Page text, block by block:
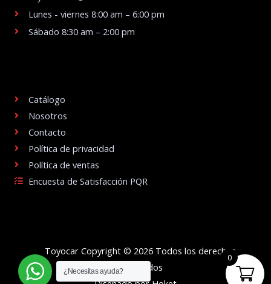
Lunes - viernes 8:00 am – 6:00 pm
Sábado 8:30 am – 2:00 pm
Catálogo
Nosotros
Contacto
Política de privacidad
Política de ventas
Encuesta de Satisfacción PQR
Toyocar Copyright © 2026 Todos los derechos
reservados
¿Necesitas ayuda?
0